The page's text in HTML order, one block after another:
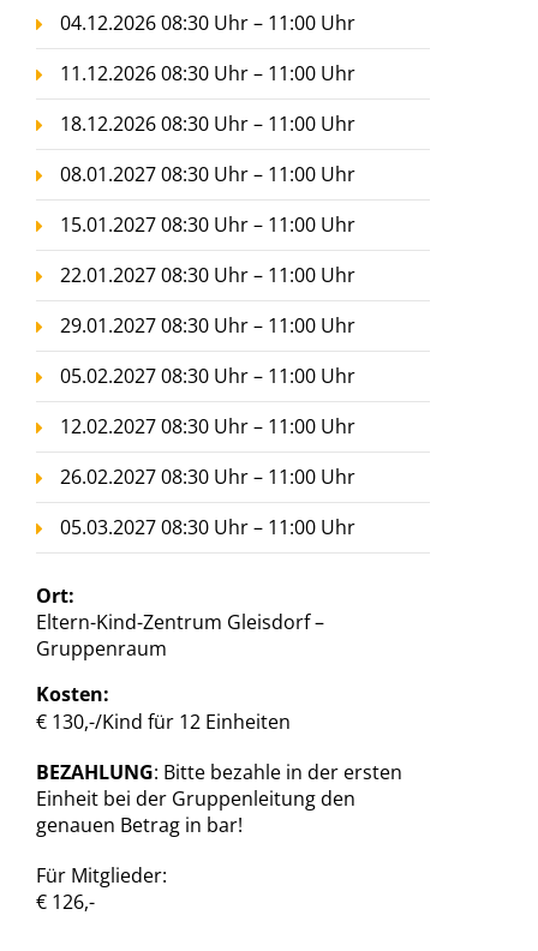
04.12.2026 08:30 Uhr – 11:00 Uhr
11.12.2026 08:30 Uhr – 11:00 Uhr
18.12.2026 08:30 Uhr – 11:00 Uhr
08.01.2027 08:30 Uhr – 11:00 Uhr
15.01.2027 08:30 Uhr – 11:00 Uhr
22.01.2027 08:30 Uhr – 11:00 Uhr
29.01.2027 08:30 Uhr – 11:00 Uhr
05.02.2027 08:30 Uhr – 11:00 Uhr
12.02.2027 08:30 Uhr – 11:00 Uhr
26.02.2027 08:30 Uhr – 11:00 Uhr
05.03.2027 08:30 Uhr – 11:00 Uhr
Ort:
Eltern-Kind-Zentrum Gleisdorf –
Gruppenraum
Kosten:
€ 130,-/Kind für 12 Einheiten
BEZAHLUNG: Bitte bezahle in der ersten
Einheit bei der Gruppenleitung den
genauen Betrag in bar!
Für Mitglieder:
€ 126,-